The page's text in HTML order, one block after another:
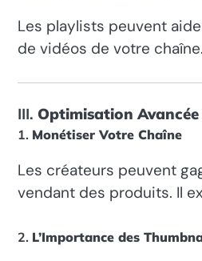
Les playlists peuvent
de vidéos de votre chaîne.
III. Optimisation
1. Monétiser Votre Chaîne
Les créateurs peuvent
vendant des produits. Il
2. L’Importance des